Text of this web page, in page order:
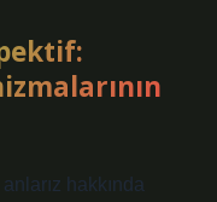
hakkında